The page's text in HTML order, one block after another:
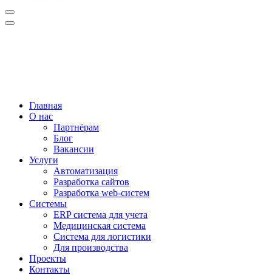
Главная
О нас
Партнёрам
Блог
Вакансии
Услуги
Автоматизация
Разработка сайтов
Разработка web-систем
Системы
ERP система для учета
Медицинская система
Система для логистики
Для производства
Проекты
Контакты